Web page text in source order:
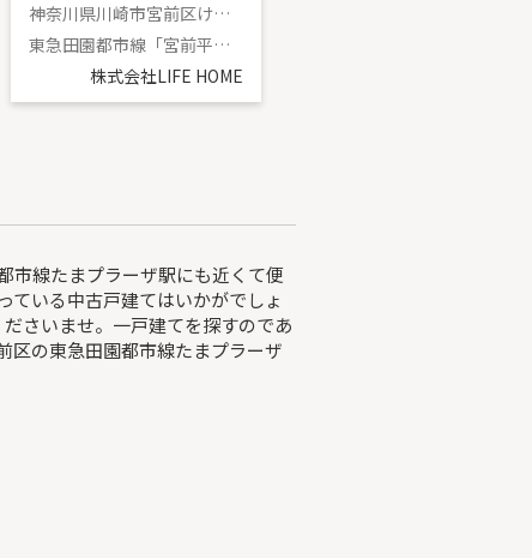
神奈川県川崎市宮前区けやき平
東急田園都市線「宮前平」駅 徒歩14分
株式会社LIFE HOME
市線たまプラーザ駅にも近くて便
ている中古戸建てはいかがでしょ
さいませ。一戸建てを探すのであ
区の東急田園都市線たまプラーザ